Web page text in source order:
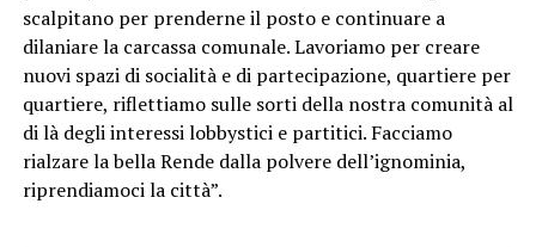
scalpitano per prenderne il posto e continuare a
dilaniare la carcassa comunale. Lavoriamo per creare
nuovi spazi di socialità e di partecipazione, quartiere per
quartiere, riflettiamo sulle sorti della nostra comunità al
di là degli interessi lobbystici e partitici. Facciamo
rialzare la bella Rende dalla polvere dell’ignominia,
riprendiamoci la città”.